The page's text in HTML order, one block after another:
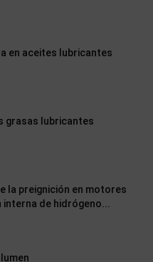
en aceites lubricantes
grasas lubricantes
la preignición en motores
interna de hidrógeno...